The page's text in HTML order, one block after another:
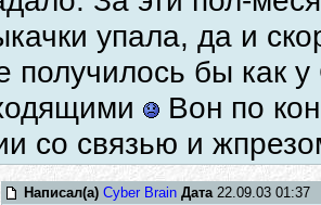
упала, да и
получилось бы как
Вон по
со связью и
Написал(а) Cyber Brain Дата22.09.03 01:37